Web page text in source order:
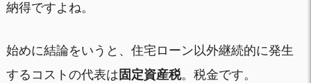
納得ですよね。
始めに結論をいうと、住宅ローン以外継続的に発生
するコストの代表は 固定資産税。税金です。